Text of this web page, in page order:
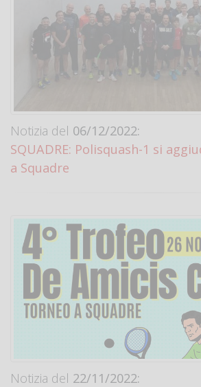
Notizia del 06/12/2022:
SQUADRE: Polisquash-1 si
a Squadre
Notizia del 22/11/2022: